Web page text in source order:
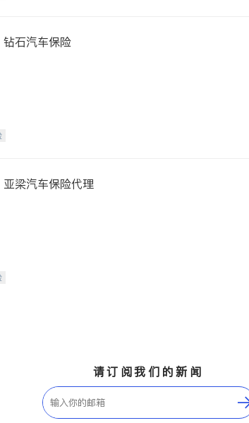
钻石汽车保险
亚梁汽车保险代理
请订阅我们的新闻